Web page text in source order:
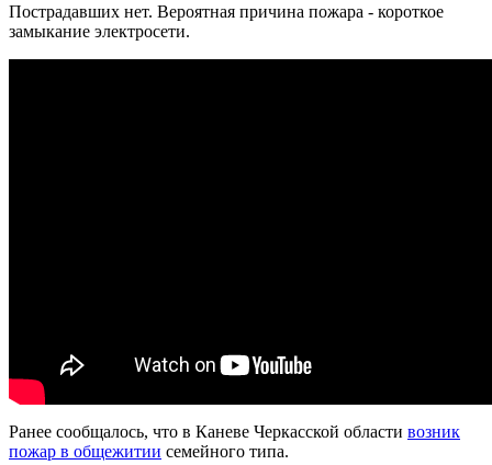
Пострадавших нет. Вероятная причина пожара - короткое
замыкание электросети.
Ранее сообщалось, что в Каневе Черкасской области возник
пожар в общежитии семейного типа.